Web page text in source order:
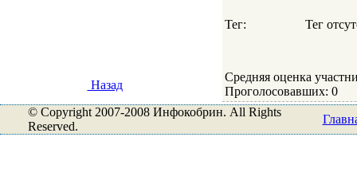
Назад
Тег: Тег
Средняя оценка
Проголосовавших: 0
© Copyright 2007-2008 Инфокобрин. All Rights
Reserved.